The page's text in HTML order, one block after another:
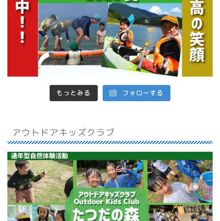
もっとみる フォローする
アウトドアキッズクラブ